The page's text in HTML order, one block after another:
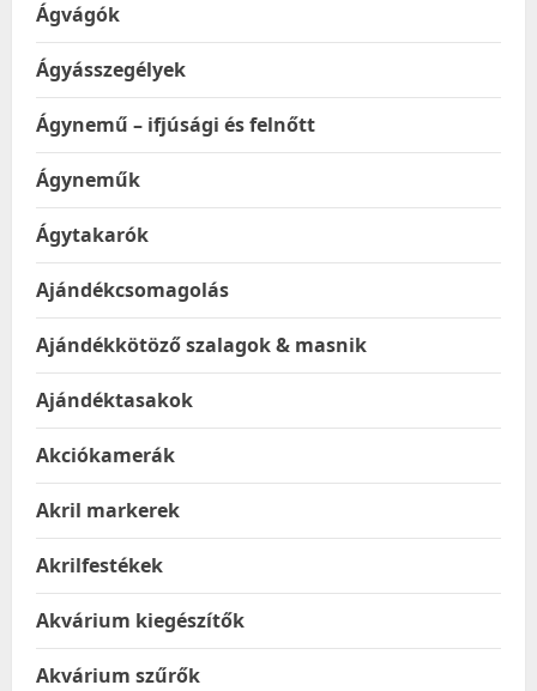
Ágvágók
Ágyásszegélyek
Ágynemű – ifjúsági és felnőtt
Ágyneműk
Ágytakarók
Ajándékcsomagolás
Ajándékkötöző szalagok & masnik
Ajándéktasakok
Akciókamerák
Akril markerek
Akrilfestékek
Akvárium kiegészítők
Akvárium szűrők